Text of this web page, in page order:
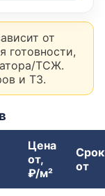
от
готовности,
ТСЖ.
и ТЗ.
Цена
от,
₽/м²
от